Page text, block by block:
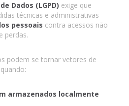
Dados (LGPD) exige que
técnicas e administrativas
pessoais contra acessos não
perdas.
podem se tornar vetores de
armazenados localmente